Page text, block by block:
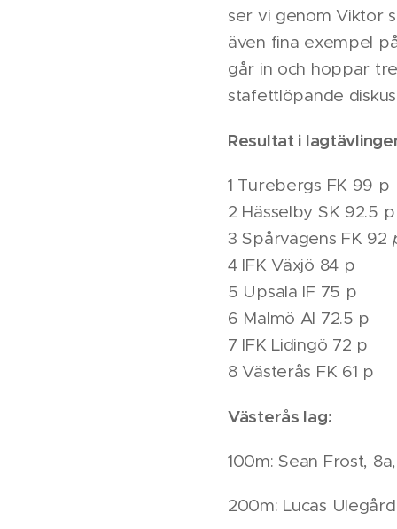
ser vi genom Viktor
även fina exempel
går in och hoppar
stafettlöpande
Resultat i
1 Turebergs FK 99 p
2 Hässelby SK 92.5 p
3 Spårvägens FK 92
4 IFK Växjö 84 p
5 Upsala IF 75 p
6 Malmö AI 72.5 p
7 IFK Lidingö 72 p
8 Västerås FK 61 p
Västerås lag:
100m: Sean Frost, 8a,
200m: Lucas